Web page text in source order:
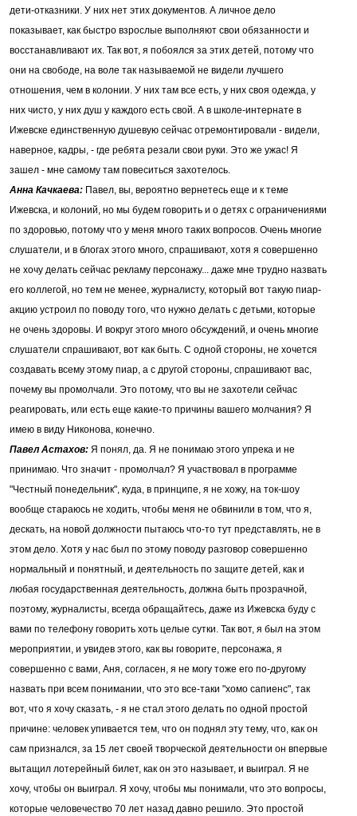
дети-отказники. У них нет этих документов. А личное дело
показывает, как быстро взрослые выполняют свои обязанности и
восстанавливают их. Так вот, я побоялся за этих детей, потому что
они на свободе, на воле так называемой не видели лучшего
отношения, чем в колонии. У них там все есть, у них своя одежда, у
них чисто, у них душ у каждого есть свой. А в школе-интернате в
Ижевске единственную душевую сейчас отремонтировали - видели,
наверное, кадры, - где ребята резали свои руки. Это же ужас! Я
зашел - мне самому там повеситься захотелось.
Анна Качкаева: Павел, вы, вероятно вернетесь еще и к теме
Ижевска, и колоний, но мы будем говорить и о детях с ограничениями
по здоровью, потому что у меня много таких вопросов. Очень многие
слушатели, и в блогах этого много, спрашивают, хотя я совершенно
не хочу делать сейчас рекламу персонажу... даже мне трудно назвать
его коллегой, но тем не менее, журналисту, который вот такую пиар-
акцию устроил по поводу того, что нужно делать с детьми, которые
не очень здоровы. И вокруг этого много обсуждений, и очень многие
слушатели спрашивают, вот как быть. С одной стороны, не хочется
создавать всему этому пиар, а с другой стороны, спрашивают вас,
почему вы промолчали. Это потому, что вы не захотели сейчас
реагировать, или есть еще какие-то причины вашего молчания? Я
имею в виду Никонова, конечно.
Павел Астахов: Я понял, да. Я не понимаю этого упрека и не
принимаю. Что значит - промолчал? Я участвовал в программе
"Честный понедельник", куда, в принципе, я не хожу, на ток-шоу
вообще стараюсь не ходить, чтобы меня не обвинили в том, что я,
дескать, на новой должности пытаюсь что-то тут представлять, не в
этом дело. Хотя у нас был по этому поводу разговор совершенно
нормальный и понятный, и деятельность по защите детей, как и
любая государственная деятельность, должна быть прозрачной,
поэтому, журналисты, всегда обращайтесь, даже из Ижевска буду с
вами по телефону говорить хоть целые сутки. Так вот, я был на этом
мероприятии, и увидев этого, как вы говорите, персонажа, я
совершенно с вами, Аня, согласен, я не могу тоже его по-другому
назвать при всем понимании, что это все-таки "хомо сапиенс", так
вот, что я хочу сказать, - я не стал этого делать по одной простой
причине: человек упивается тем, что он поднял эту тему, что, как он
сам признался, за 15 лет своей творческой деятельности он впервые
вытащил лотерейный билет, как он это называет, и выиграл. Я не
хочу, чтобы он выиграл. Я хочу, чтобы мы понимали, что это вопросы,
которые человечество 70 лет назад давно решило. Это простой